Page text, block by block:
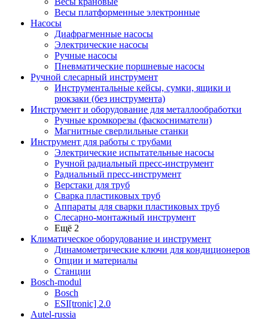
Весы платформенные электронные
Насосы
Диафрагменные насосы
Электрические насосы
Ручные насосы
Пневматические поршневые насосы
Ручной слесарный инструмент
Инструментальные кейсы, сумки, ящики и
рюкзаки (без инструмента)
Инструмент и оборудование для металлообработки
Ручные кромкорезы (фаскосниматели)
Магнитные сверлильные станки
Инструмент для работы с трубами
Электрические испытательные насосы
Ручной радиальный пресс-инструмент
Радиальный пресс-инструмент
Верстаки для труб
Сварка пластиковых труб
Аппараты для сварки пластиковых труб
Слесарно-монтажный инструмент
Ещё 2
Климатическое оборудование и инструмент
Динамометрические ключи для кондиционеров
Опции и материалы
Станции
Bosch-modul
Bosch
ESI[tronic] 2.0
Autel-russia